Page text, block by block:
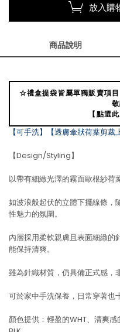
放入購
商品說明
☆禮盒提袋皆屬單獨販賣項
【點選
【可手洗】【透膚傘狀荷葉剪裁
【Design/Styling】
以帶有細緻光澤的霧面歐根紗荷
如波浪般起伏的立體下擺線條，
性魅力的氛圍。
內層採用柔軟親膚且表面細緻的
能保持清爽。
雖為針織材質，仍具備正式感，
可於家中手洗保養，日常穿著也
顏色提供：輕盈的WHT、清爽感